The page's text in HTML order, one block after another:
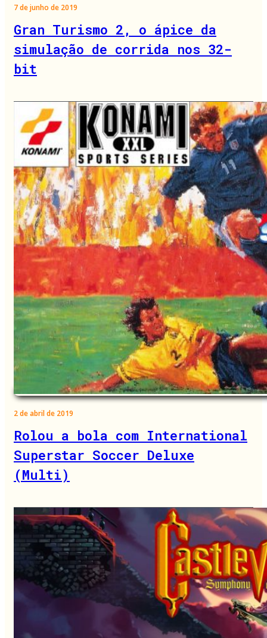
7 de junho de 2019
Gran Turismo 2, o ápice da
simulação de corrida nos 32-
bit
2 de abril de 2019
Rolou a bola com International
Superstar Soccer Deluxe
(Multi)